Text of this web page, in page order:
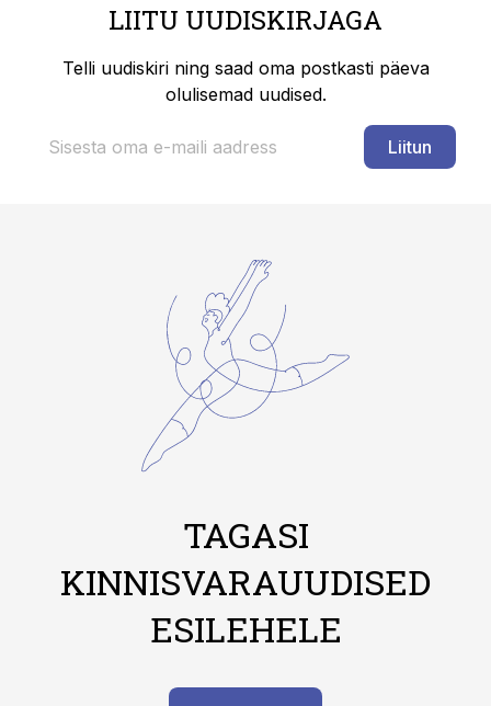
LIITU UUDISKIRJAGA
Telli uudiskiri ning saad oma postkasti päeva
olulisemad uudised.
Liitun
TAGASI
KINNISVARAUUDISED
ESILEHELE